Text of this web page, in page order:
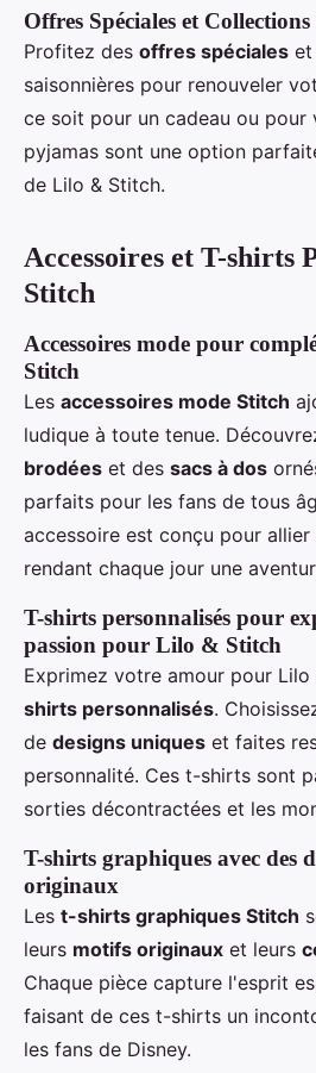
Offres Spéciales et
Profitez des offres spéciales et
saisonnières pour renouveler
ce soit pour un cadeau ou pour
pyjamas sont une option
de Lilo & Stitch.
Accessoires et T-shirts
Stitch
Accessoires mode pour
Stitch
Les accessoires mode Stitch
ludique à toute tenue.
brodées et des sacs à dos
parfaits pour les fans de tous
accessoire est conçu pour allier
rendant chaque jour une
T-shirts personnalisés pour
passion pour Lilo & Stitch
Exprimez votre amour pour
shirts personnalisés.
de designs uniques et faites
personnalité. Ces t-shirts sont
sorties décontractées et les
T-shirts graphiques avec des
originaux
Les t-shirts graphiques Stitch
leurs motifs originaux et leurs
Chaque pièce capture l'esprit
faisant de ces t-shirts un
les fans de Disney.